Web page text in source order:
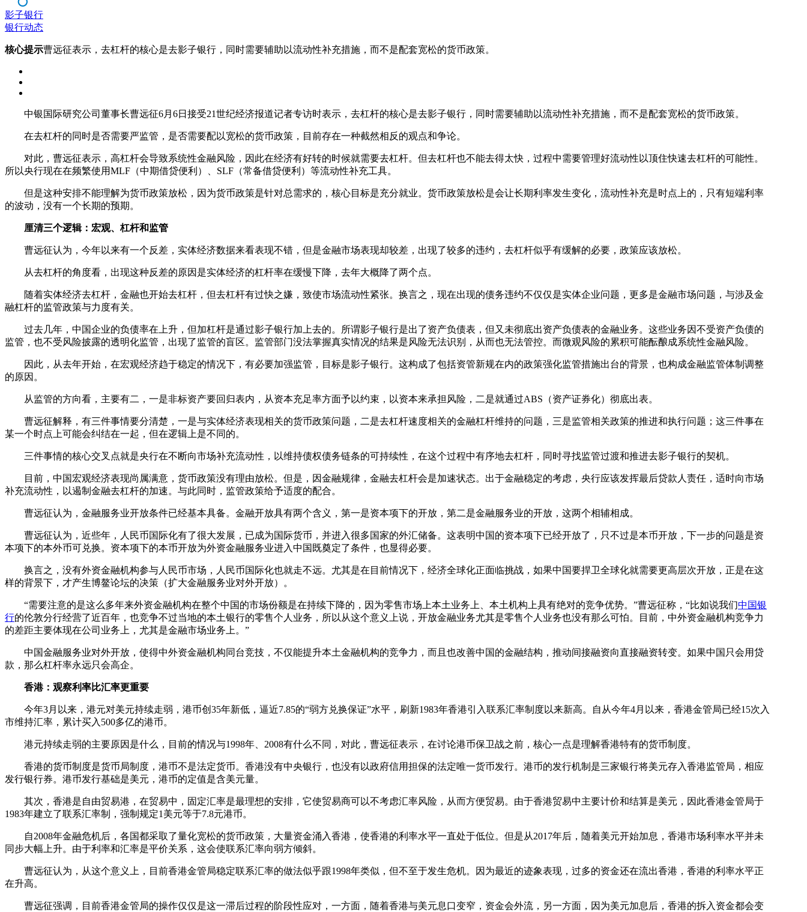
影子银行
银行动态
核心提示曹远征表示，去杠杆的核心是去影子银行，同时需要辅助以流动性补充措施，而不是配套宽松的货币政策。
中银国际研究公司董事长曹远征6月6日接受21世纪经济报道记者专访时表示，去杠杆的核心是去影子银行，同时需要辅助以流动性补充措施，而不是配套宽松的货币政策。
在去杠杆的同时是否需要严监管，是否需要配以宽松的货币政策，目前存在一种截然相反的观点和争论。
对此，曹远征表示，高杠杆会导致系统性金融风险，因此在经济有好转的时候就需要去杠杆。但去杠杆也不能去得太快，过程中需要管理好流动性以顶住快速去杠杆的可能性。
所以央行现在在频繁使用MLF（中期借贷便利）、SLF（常备借贷便利）等流动性补充工具。
但是这种安排不能理解为货币政策放松，因为货币政策是针对总需求的，核心目标是充分就业。货币政策放松是会让长期利率发生变化，流动性补充是时点上的，只有短端利率
的波动，没有一个长期的预期。
厘清三个逻辑：宏观、杠杆和监管
曹远征认为，今年以来有一个反差，实体经济数据来看表现不错，但是金融市场表现却较差，出现了较多的违约，去杠杆似乎有缓解的必要，政策应该放松。
从去杠杆的角度看，出现这种反差的原因是实体经济的杠杆率在缓慢下降，去年大概降了两个点。
随着实体经济去杠杆，金融也开始去杠杆，但去杠杆有过快之嫌，致使市场流动性紧张。换言之，现在出现的债务违约不仅仅是实体企业问题，更多是金融市场问题，与涉及金
融杠杆的监管政策与力度有关。
过去几年，中国企业的负债率在上升，但加杠杆是通过影子银行加上去的。所谓影子银行是出了资产负债表，但又未彻底出资产负债表的金融业务。这些业务因不受资产负债的
监管，也不受风险披露的透明化监管，出现了监管的盲区。监管部门没法掌握真实情况的结果是风险无法识别，从而也无法管控。而微观风险的累积可能酝酿成系统性金融风险。
因此，从去年开始，在宏观经济趋于稳定的情况下，有必要加强监管，目标是影子银行。这构成了包括资管新规在内的政策强化监管措施出台的背景，也构成金融监管体制调整
的原因。
从监管的方向看，主要有二，一是非标资产要回归表内，从资本充足率方面予以约束，以资本来承担风险，二是就通过ABS（资产证券化）彻底出表。
曹远征解释，有三件事情要分清楚，一是与实体经济表现相关的货币政策问题，二是去杠杆速度相关的金融杠杆维持的问题，三是监管相关政策的推进和执行问题；这三件事在
某一个时点上可能会纠结在一起，但在逻辑上是不同的。
三件事情的核心交叉点就是央行在不断向市场补充流动性，以维持债权债务链条的可持续性，在这个过程中有序地去杠杆，同时寻找监管过渡和推进去影子银行的契机。
目前，中国宏观经济表现尚属满意，货币政策没有理由放松。但是，因金融规律，金融去杠杆会是加速状态。出于金融稳定的考虑，央行应该发挥最后贷款人责任，适时向市场
补充流动性，以遏制金融去杠杆的加速。与此同时，监管政策给予适度的配合。
曹远征认为，金融服务业开放条件已经基本具备。金融开放具有两个含义，第一是资本项下的开放，第二是金融服务业的开放，这两个相辅相成。
曹远征认为，近些年，人民币国际化有了很大发展，已成为国际货币，并进入很多国家的外汇储备。这表明中国的资本项下已经开放了，只不过是本币开放，下一步的问题是资
本项下的本外币可兑换。资本项下的本币开放为外资金融服务业进入中国既奠定了条件，也显得必要。
换言之，没有外资金融机构参与人民币市场，人民币国际化也就走不远。尤其是在目前情况下，经济全球化正面临挑战，如果中国要捍卫全球化就需要更高层次开放，正是在这
样的背景下，才产生博鳌论坛的决策（扩大金融服务业对外开放）。
“需要注意的是这么多年来外资金融机构在整个中国的市场份额是在持续下降的，因为零售市场上本土业务上、本土机构上具有绝对的竞争优势。”曹远征称，“比如说我们中国银
行的伦敦分行经营了近百年，也竞争不过当地的本土银行的零售个人业务，所以从这个意义上说，开放金融业务尤其是零售个人业务也没有那么可怕。目前，中外资金融机构竞争力
的差距主要体现在公司业务上，尤其是金融市场业务上。”
中国金融服务业对外开放，使得中外资金融机构同台竞技，不仅能提升本土金融机构的竞争力，而且也改善中国的金融结构，推动间接融资向直接融资转变。如果中国只会用贷
款，那么杠杆率永远只会高企。
香港：观察利率比汇率更重要
今年3月以来，港元对美元持续走弱，港币创35年新低，逼近7.85的“弱方兑换保证”水平，刷新1983年香港引入联系汇率制度以来新高。自从今年4月以来，香港金管局已经15次入
市维持汇率，累计买入500多亿的港币。
港元持续走弱的主要原因是什么，目前的情况与1998年、2008有什么不同，对此，曹远征表示，在讨论港币保卫战之前，核心一点是理解香港特有的货币制度。
香港的货币制度是货币局制度，港币不是法定货币。香港没有中央银行，也没有以政府信用担保的法定唯一货币发行。港币的发行机制是三家银行将美元存入香港监管局，相应
发行银行券。港币发行基础是美元，港币的定值是含美元量。
其次，香港是自由贸易港，在贸易中，固定汇率是最理想的安排，它使贸易商可以不考虑汇率风险，从而方便贸易。由于香港贸易中主要计价和结算是美元，因此香港金管局于
1983年建立了联系汇率制，强制规定1美元等于7.8元港币。
自2008年金融危机后，各国都采取了量化宽松的货币政策，大量资金涌入香港，使香港的利率水平一直处于低位。但是从2017年后，随着美元开始加息，香港市场利率水平并未
同步大幅上升。由于利率和汇率是平价关系，这会使联系汇率向弱方倾斜。
曹远征认为，从这个意义上，目前香港金管局稳定联系汇率的做法似乎跟1998年类似，但不至于发生危机。因为最近的迹象表现，过多的资金还在流出香港，香港的利率水平正
在升高。
曹远征强调，目前香港金管局的操作仅仅是这一滞后过程的阶段性应对，一方面，随着香港与美元息口变窄，资金会外流，另一方面，因为美元加息后，香港的拆入资金都会变